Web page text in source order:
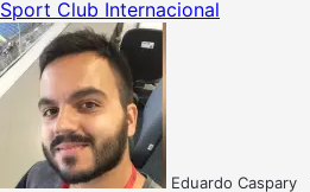
Sport Club Internacional
Eduardo Caspary